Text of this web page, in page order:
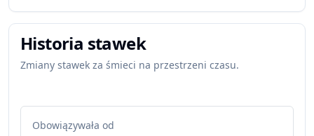
Historia stawek
Zmiany stawek za śmieci na przestrzeni czasu.
Obowiązywała od